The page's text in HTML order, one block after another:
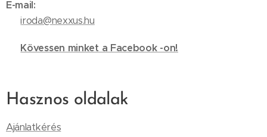
E-mail:
✉️iroda@nexxus.hu
Kövessen minket a Facebook -on!
Hasznos oldalak
Ajánlatkérés